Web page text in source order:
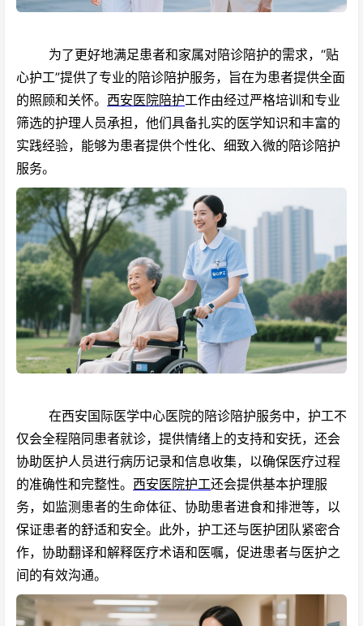
为了更好地满足患者和家属对陪诊陪护的需求，“贴
心护工”提供了专业的陪诊陪护服务，旨在为患者提供全面
的照顾和关怀。 西安医院陪护工作由经过严格培训和专业
筛选的护理人员承担，他们具备扎实的医学知识和丰富的
实践经验，能够为患者提供个性化、细致入微的陪诊陪护
服务。
在西安国际医学中心医院的陪诊陪护服务中，护工不
仅会全程陪同患者就诊，提供情绪上的支持和安抚，还会
协助医护人员进行病历记录和信息收集，以确保医疗过程
的准确性和完整性。 西安医院护工还会提供基本护理服
务，如监测患者的生命体征、协助患者进食和排泄等，以
保证患者的舒适和安全。此外，护工还与医护团队紧密合
作，协助翻译和解释医疗术语和医嘱，促进患者与医护之
间的有效沟通。